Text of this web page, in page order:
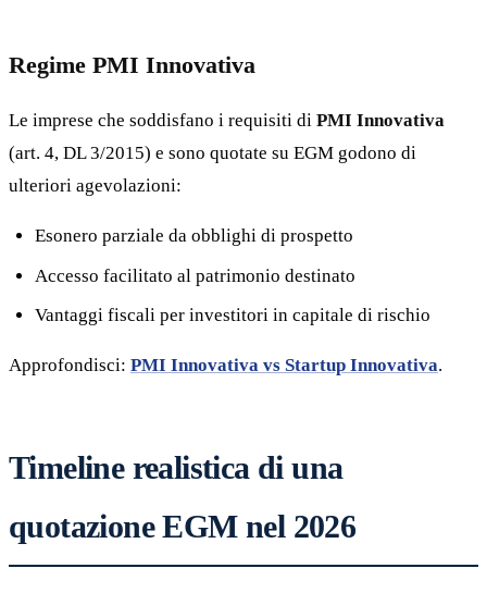
Regime PMI Innovativa
Le imprese che soddisfano i requisiti di PMI Innovativa
(art. 4, DL 3/2015) e sono quotate su EGM godono di
ulteriori agevolazioni:
Esonero parziale da obblighi di prospetto
Accesso facilitato al patrimonio destinato
Vantaggi fiscali per investitori in capitale di rischio
Approfondisci: PMI Innovativa vs Startup Innovativa.
Timeline realistica di una
quotazione EGM nel 2026